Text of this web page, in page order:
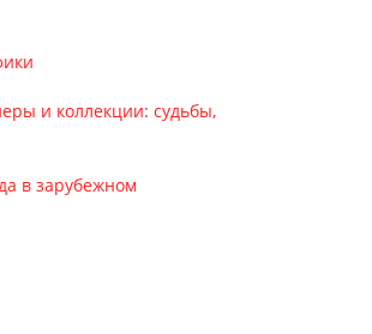
и коллекции: судьбы,
в зарубежном